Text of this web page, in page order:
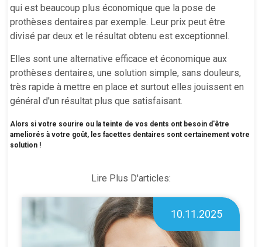
qui est beaucoup plus économique que la pose de
prothèses dentaires par exemple. Leur prix peut être
divisé par deux et le résultat obtenu est exceptionnel.
Elles sont une alternative efficace et économique aux
prothèses dentaires, une solution simple, sans douleurs,
très rapide à mettre en place et surtout elles jouissent en
général d'un résultat plus que satisfaisant.
Alors si votre sourire ou la teinte de vos dents ont besoin d'être
ameliorés à votre goût, les facettes dentaires sont certainement votre
solution !
Lire Plus D'articles:
10.11.2025